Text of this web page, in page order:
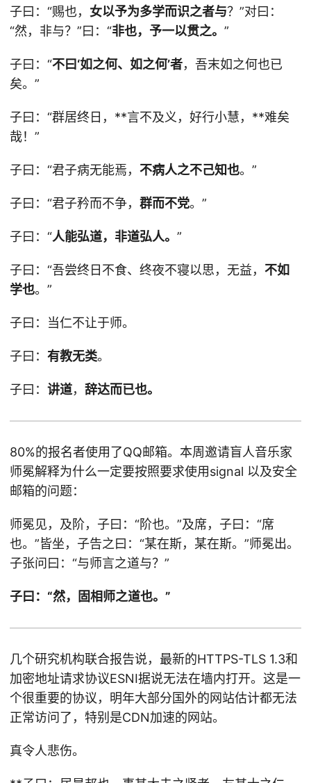
子曰：“赐也， 女以予为多学而识之者与？”对曰：
“然，非与？”曰：“非也，予一以贯之。 ”
子曰：“不曰‘如之何、如之何’者，吾末如之何也已
矣。”
子曰：“群居终日，**言不及义，好行小慧，**难矣
哉！”
子曰：“君子病无能焉， 不病人之不己知也。”
子曰：“君子矜而不争， 群而不党。”
子曰：“人能弘道，非道弘人。 ”
子曰：“吾尝终日不食、终夜不寝以思，无益， 不如
学也。”
子曰：当仁不让于师。
子曰： 有教无类。
子曰： 讲道， 辞达而已也。
80%的报名者使用了QQ邮箱。本周邀请盲人音乐家
师冕解释为什么一定要按照要求使用signal 以及安全
邮箱的问题：
师冕见，及阶，子曰：“阶也。”及席，子曰：“席
也。”皆坐，子告之曰：“某在斯，某在斯。”师冕出。
子张问曰：“与师言之道与？”
子曰：“然，固相师之道也。”
几个研究机构联合报告说，最新的HTTPS-TLS 1.3和
加密地址请求协议ESNI据说无法在墙内打开。这是一
个很重要的协议，明年大部分国外的网站估计都无法
正常访问了，特别是CDN加速的网站。
真令人悲伤。